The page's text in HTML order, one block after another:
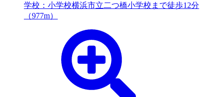
学校：小学校横浜市立二つ橋小学校まで徒歩12分
（977m）